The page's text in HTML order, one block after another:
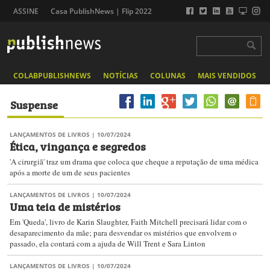
ASSINE Casa PublishNews | Flip 2022
COLABPUBLISHNEWS NOTÍCIAS COLUNAS MAIS VENDIDOS
Suspense
LANÇAMENTOS DE LIVROS | 10/07/2024
Ética, vingança e segredos
'A cirurgiã' traz um drama que coloca que cheque a reputação de uma médica
após a morte de um de seus pacientes
LANÇAMENTOS DE LIVROS | 10/07/2024
Uma teia de mistérios
Em 'Queda', livro de Karin Slaughter, Faith Mitchell precisará lidar com o
desaparecimento da mãe; para desvendar os mistérios que envolvem o
passado, ela contará com a ajuda de Will Trent e Sara Linton
LANÇAMENTOS DE LIVROS | 10/07/2024